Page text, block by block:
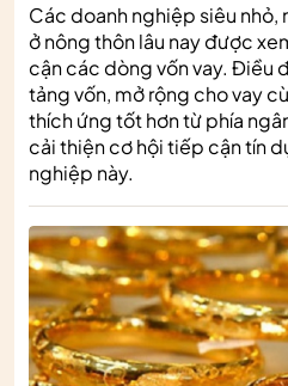
Các doanh nghiệp siêu nhỏ,
ở nông thôn lâu nay được
cận các dòng vốn vay. Điều
tảng vốn, mở rộng cho vay
thích ứng tốt hơn từ phía
cải thiện cơ hội tiếp cận tín
nghiệp này.